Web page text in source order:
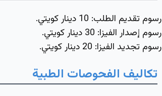
رسوم تقديم الطلب: 10 دينار كويتي.
رسوم إصدار الفيزا:
رسوم تجديد الفيزا: 20 دينار كويتي.
تكاليف الفحوصات الطبية